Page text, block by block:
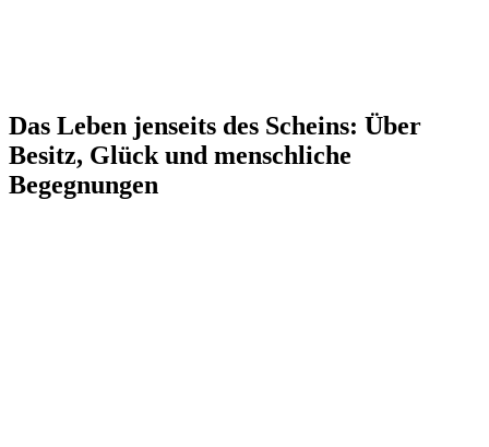
Das Leben jenseits des Scheins: Über
Besitz, Glück und menschliche
Begegnungen